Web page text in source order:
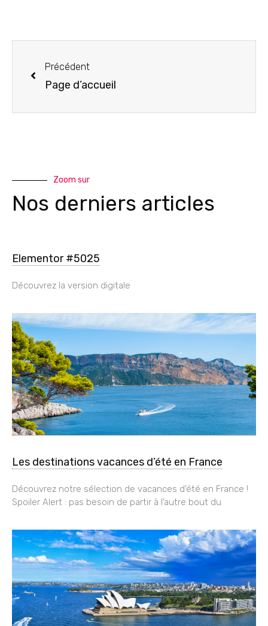
Précédent
Page d’accueil
Zoom sur
Nos derniers articles
Elementor #5025
Découvrez la version digitale
Les destinations vacances d’été en France
Découvrez notre sélection de vacances d’été en France !
Spoiler Alert : pas besoin de partir à l’autre bout du